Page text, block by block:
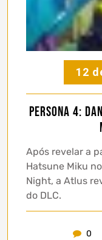
12
Persona 4:
Após revelar a
Hatsune Miku
Night, a Atlus
do DLC.
0